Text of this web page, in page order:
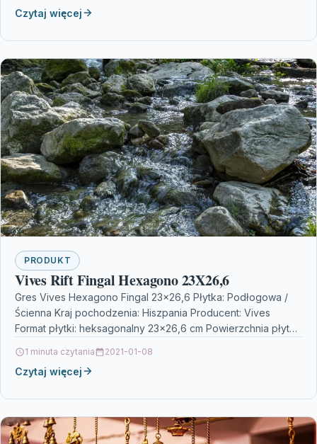
Czytaj więcej
PRODUKT
Vives Rift Fingal Hexagono 23X26,6
Gres Vives Hexagono Fingal 23×26,6 Płytka: Podłogowa /
Ścienna Kraj pochodzenia: Hiszpania Producent: Vives
Format płytki: heksagonalny 23×26,6 cm Powierzchnia płytki:
1 minuta czytania 2021-01-08
Czytaj więcej